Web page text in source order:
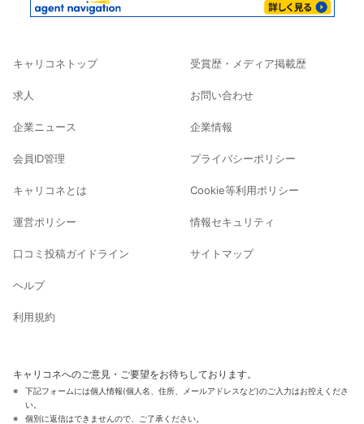
キャリコネトップ
求人
企業ニュース
会員ID管理
キャリコネとは
運営ポリシー
口コミ投稿ガイドライン
ヘルプ
利用規約
受賞歴・メディア掲載歴
お問い合わせ
企業情報
プライバシーポリシー
Cookie等利用ポリシー
情報セキュリティ
サイトマップ
キャリコネへのご意見・ご要望をお待ちしております。
下記フォームには個人情報(個人名、住所、メールアドレスなど)のご入力はお控えくださ
い。
個別に返信はできませんので、ご了承ください。